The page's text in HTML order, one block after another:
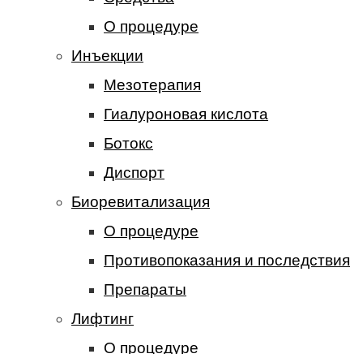
О процедуре
Инъекции
Мезотерапия
Гиалуроновая кислота
Ботокс
Диспорт
Биоревитализация
О процедуре
Противопоказания и последствия
Препараты
Лифтинг
О процедуре